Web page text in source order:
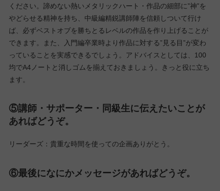
ください。諦めない熱いメタリックハート・作品の細部に”神”を
やどらせる精神を持ち、中級編精鋭講師陣を信頼しついて行け
ば、必ずベストオブを勝ちとるレベルの作品を作り上げることが
できます。また、入門編卒業時より作品に対する”見る目”が変わ
っていることを実感できるでしょう。アドバイスとしては、100
均でA4ノートと消しゴムを揃えておきましょう。きっと役に立ち
ます。
⑤講師・サポーター・同級生に伝えたいことが
あればどうぞ。
リーダーズ：貴重な時間を使っての企画ありがとう。
⑥最後になにかメッセージがあればどうぞ。